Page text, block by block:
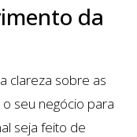
da
clareza sobre as
seu negócio para
seja feito de